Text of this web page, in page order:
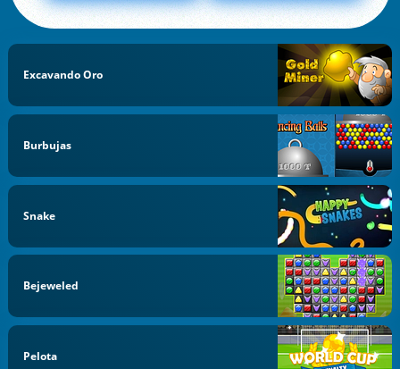
Excavando Oro
Burbujas
Snake
Bejeweled
Pelota